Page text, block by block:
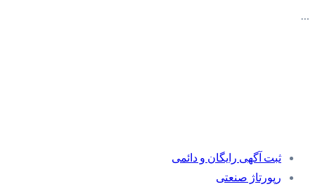
…
ثبت آگهی رایگان و دائمی
رپورتاژ صنعتی